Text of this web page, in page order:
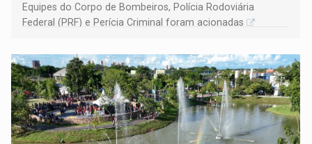
Equipes do Corpo de Bombeiros, Polícia Rodoviária
Federal (PRF) e Perícia Criminal foram acionadas